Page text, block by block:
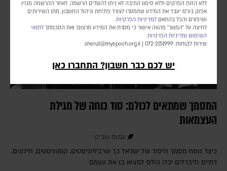
ללא הזנת הפרטים וללא סימון התיבה לא ניתן להשלים הרשמה. לאחר ההרשמה מגזין
אפוק בע״מ יעבד את המידע שתמסרו לצורך פתיחת וניהול החשבון, מתן השירותים
ושיפורם והכל בהתאם למדיניות הפרטיות.
לחיצה על "המשך" מהווה אישור כי מסרת את המידע מרצונך ואת הסכמתך לתנאי
השימוש ומדיניות הפרטיות.
שירות לקוחות: 072-2151999 |
sherut@myepoch.org.il
יש לכם כבר חשבון? התחברו כאן
המסמך שמתאים לכולם: סוד כוחה של מגילת
העצמאות
עמוס שביט
כיצד נוסח מסמך היסוד של ישראל כך שרביזיוניסטים, קומוניסטים, חילונים,
דתיים וליברלים יכלו כולם למצוא בו את עצמם